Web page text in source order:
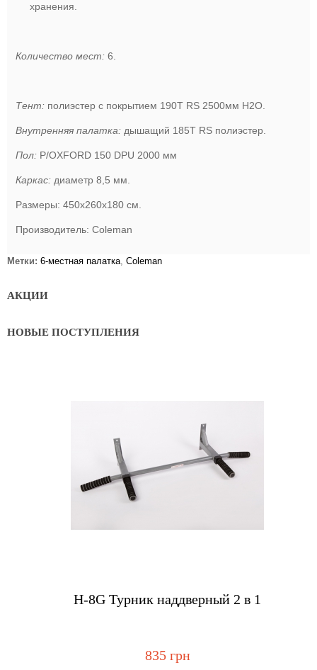
хранения.
Количество мест: 6.
Тент: полиэстер с покрытием 190Т RS 2500мм H2O.
Внутренняя палатка: дышащий 185T RS полиэстер.
Пол: P/OXFORD 150 DPU 2000 мм
Каркас: диаметр 8,5 мм.
Размеры: 450х260х180 см.
Производитель: Coleman
Метки: 6-местная палатка, Coleman
АКЦИИ
НОВЫЕ ПОСТУПЛЕНИЯ
Н-8G Турник наддверный 2 в 1
835 грн